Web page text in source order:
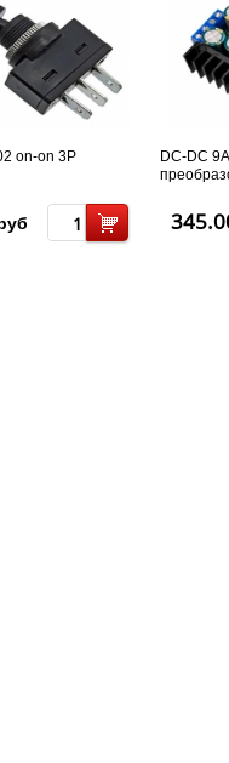
on-on 3P
DC-DC